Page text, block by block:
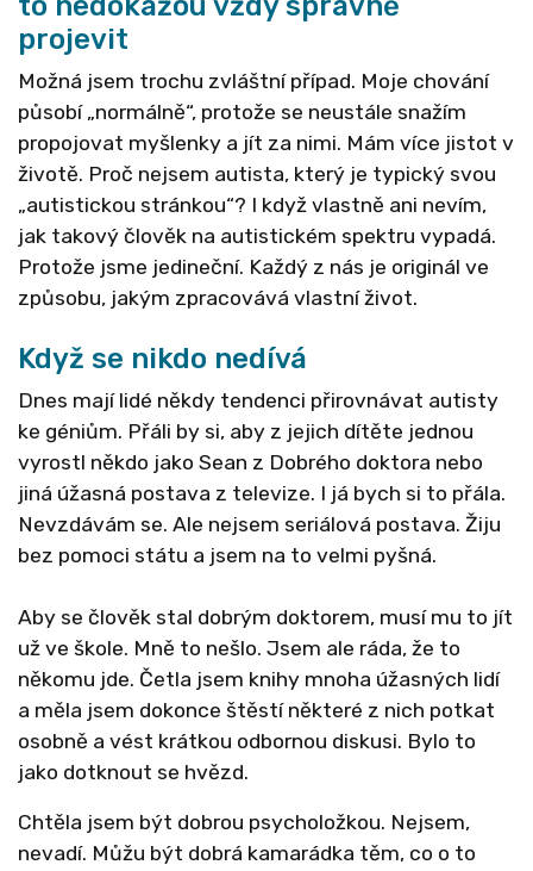
projevit
Možná jsem trochu zvláštní případ. Moje chování
působí „normálně“, protože se neustále snažím
propojovat myšlenky a jít za nimi. Mám více jistot v
životě. Proč nejsem autista, který je typický svou
„autistickou stránkou“? I když vlastně ani nevím,
jak takový člověk na autistickém spektru vypadá.
Protože jsme jedineční. Každý z nás je originál ve
způsobu, jakým zpracovává vlastní život.
Když se nikdo nedívá
Dnes mají lidé někdy tendenci přirovnávat autisty
ke géniům. Přáli by si, aby z jejich dítěte jednou
vyrostl někdo jako Sean z Dobrého doktora nebo
jiná úžasná postava z televize. I já bych si to přála.
Nevzdávám se. Ale nejsem seriálová postava. Žiju
bez pomoci státu a jsem na to velmi pyšná.
Aby se člověk stal dobrým doktorem, musí mu to jít
už ve škole. Mně to nešlo. Jsem ale ráda, že to
někomu jde. Četla jsem knihy mnoha úžasných lidí
a měla jsem dokonce štěstí některé z nich potkat
osobně a vést krátkou odbornou diskusi. Bylo to
jako dotknout se hvězd.
Chtěla jsem být dobrou psycholožkou. Nejsem,
nevadí. Můžu být dobrá kamarádka těm, co o to